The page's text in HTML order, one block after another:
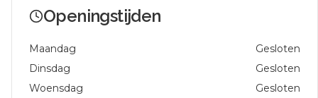
Openingstijden
Maandag
Gesloten
Dinsdag
Gesloten
Woensdag
Gesloten